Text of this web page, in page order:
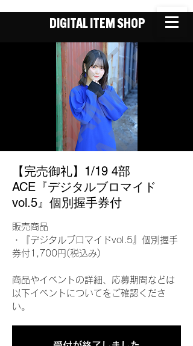
DIGITAL ITEM SHOP
【完売御礼】1/19 4部
ACE『デジタルブロマイド
vol.5』個別握手券付
販売商品
・『デジタルブロマイドvol.5』個別握手
券付1,700円(税込み)
商品やイベントの詳細、応募期間などは
以下イベントについてをご確認くださ
い。